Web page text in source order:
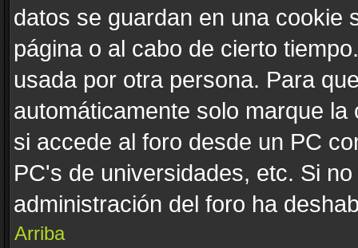
datos se guardan en una cookie
página o al cabo de cierto
usada por otra persona. Para
automáticamente solo marque
si accede al foro desde un PC
PC's de universidades, etc. Si
administración del foro ha
Arriba